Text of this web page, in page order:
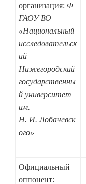
организация: Ф
ГАОУ ВО
«Национальный
исследовательск
ий
Нижегородский
государственны
й университет
им.
Н. И. Лобачевск
ого»
Официальный
оппонент: